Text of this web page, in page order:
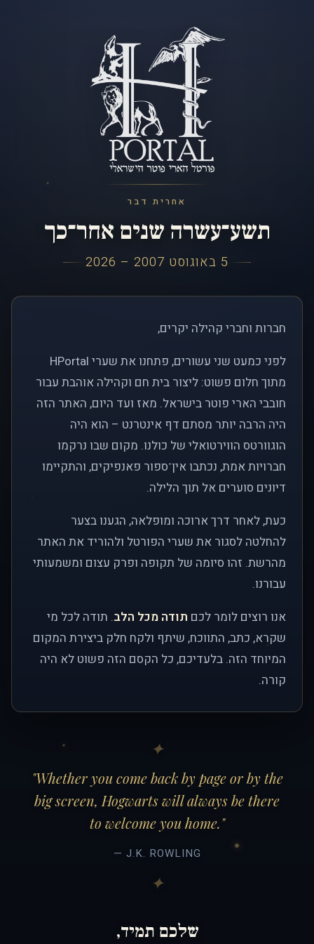
אחרית דבר
תשע־עשרה שנים אחר־כך
5 באוגוסט 2007 – 2026
חברות וחברי קהילה יקרים,
לפני כמעט שני עשורים, פתחנו את שערי HPortal
מתוך חלום פשוט: ליצור בית חם וקהילה אוהבת עבור
חובבי הארי פוטר בישראל. מאז ועד היום, האתר הזה
היה הרבה יותר מסתם דף אינטרנט – הוא היה
הוגוורטס הווירטואלי של כולנו. מקום שבו נרקמו
חברויות אמת, נכתבו אין־ספור פאנפיקים, והתקיימו
דיונים סוערים אל תוך הלילה.
כעת, לאחר דרך ארוכה ומופלאה, הגענו בצער
להחלטה לסגור את שערי הפורטל ולהוריד את האתר
מהרשת. זהו סיומה של תקופה ופרק עצום ומשמעותי
עבורנו.
אנו רוצים לומר לכם תודה מכל הלב. תודה לכל מי
שקרא, כתב, התווכח, שיתף ולקח חלק ביצירת המקום
המיוחד הזה. בלעדיכם, כל הקסם הזה פשוט לא היה
קורה.
"Whether you come back by page or by the
big screen, Hogwarts will always be there
to welcome you home."
— J.K. ROWLING
שלכם תמיד,